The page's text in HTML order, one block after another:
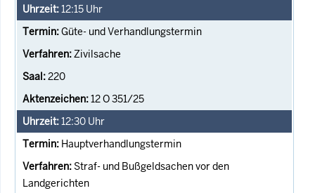
12:15 Uhr
Güte- und Verhandlungstermin
Zivilsache
220
12 O 351/25
12:30 Uhr
Hauptverhandlungstermin
Straf- und Bußgeldsachen vor den
Landgerichten